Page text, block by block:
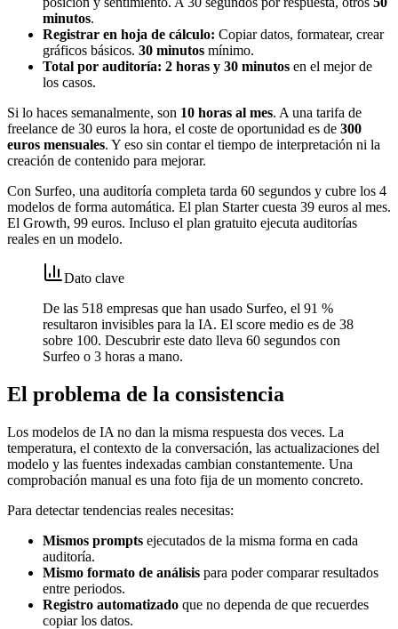
minutos.
Registrar en hoja de cálculo: Copiar datos, formatear, crear
gráficos básicos. 30 minutos mínimo.
Total por auditoría: 2 horas y 30 minutos en el mejor de
los casos.
Si lo haces semanalmente, son 10 horas al mes. A una tarifa de
freelance de 30 euros la hora, el coste de oportunidad es de 300
euros mensuales. Y eso sin contar el tiempo de interpretación ni la
creación de contenido para mejorar.
Con Surfeo, una auditoría completa tarda 60 segundos y cubre los 4
modelos de forma automática. El plan Starter cuesta 39 euros al mes.
El Growth, 99 euros. Incluso el plan gratuito ejecuta auditorías
reales en un modelo.
Dato clave
De las 518 empresas que han usado Surfeo, el 91 %
resultaron invisibles para la IA. El score medio es de 38
sobre 100. Descubrir este dato lleva 60 segundos con
Surfeo o 3 horas a mano.
El problema de la consistencia
Los modelos de IA no dan la misma respuesta dos veces. La
temperatura, el contexto de la conversación, las actualizaciones del
modelo y las fuentes indexadas cambian constantemente. Una
comprobación manual es una foto fija de un momento concreto.
Para detectar tendencias reales necesitas:
Mismos prompts ejecutados de la misma forma en cada
auditoría.
Mismo formato de análisis para poder comparar resultados
entre periodos.
Registro automatizado que no dependa de que recuerdes
copiar los datos.